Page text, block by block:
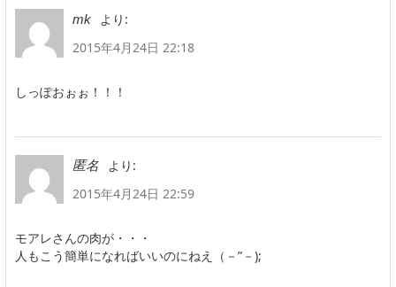
mk
より:
2015年4月24日 22:18
しっぽおぉぉ！！！
匿名
より:
2015年4月24日 22:59
モアレさんの肉が・・・
人もこう簡単になればいいのにねえ（－”－);